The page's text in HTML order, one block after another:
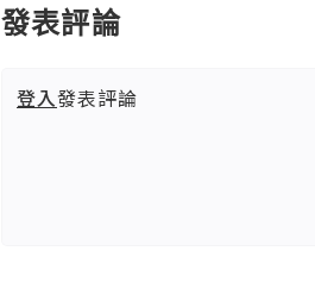
發表評論
登入發表評論